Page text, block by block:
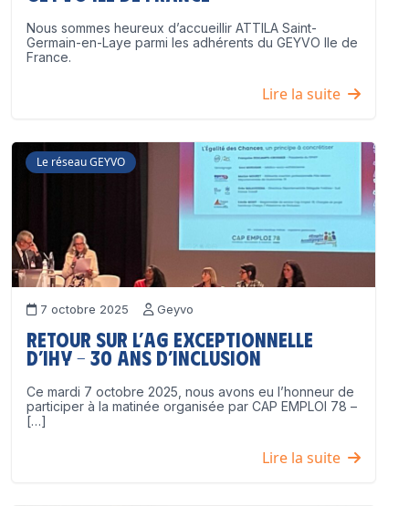
Nous sommes heureux d’accueillir ATTILA Saint-
Germain-en-Laye parmi les adhérents du GEYVO Ile de
France.
Lire la suite
Le réseau GEYVO
7 octobre 2025 Geyvo
Retour sur l’AG exceptionnelle
d’IHY – 30 ans d’inclusion
Ce mardi 7 octobre 2025, nous avons eu l’honneur de
participer à la matinée organisée par CAP EMPLOI 78 –
[…]
Lire la suite